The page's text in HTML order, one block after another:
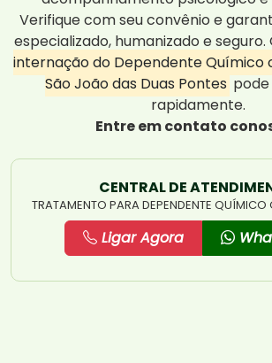
Verifique com seu convênio e
especializado, humanizado e seguro.
internação do Dependente Químico
São João das Duas Pontes
rapidamente.
Entre em contato
CENTRAL DE
TRATAMENTO PARA DEPENDENTE
Ligar Agora